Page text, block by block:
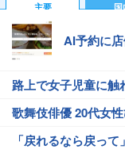
主要 国
AI予約に店
路上で女子児童に触
歌舞伎俳優 20代女
「戻れるなら戻っ